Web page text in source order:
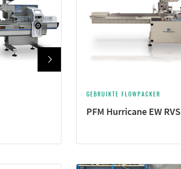
GEBRUIKTE FLOWPACKER
PFM Hurricane EW RVS